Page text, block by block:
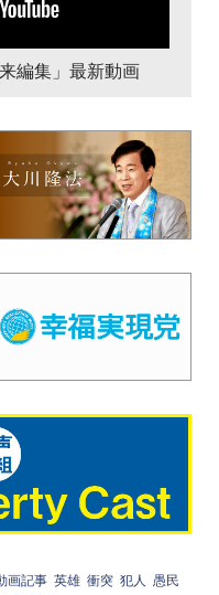
編集」最新動画
画記事 英雄 衝突 犯人 愚民